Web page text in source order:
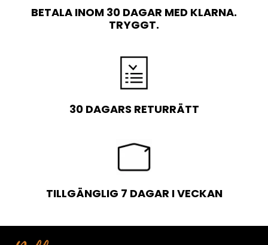
BETALA INOM 30 DAGAR MED KLARNA.
TRYGGT.
30 DAGARS RETURRÄTT
TILLGÄNGLIG 7 DAGAR I VECKAN